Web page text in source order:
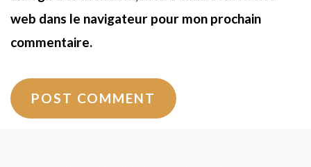
web dans le navigateur pour mon prochain
commentaire.